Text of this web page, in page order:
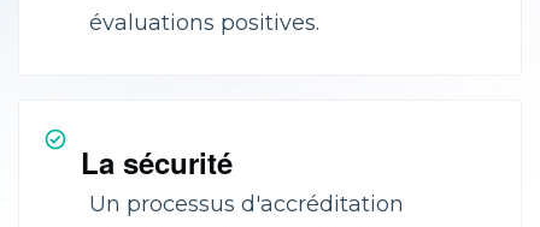
évaluations positives.
La sécurité
Un processus d'accréditation